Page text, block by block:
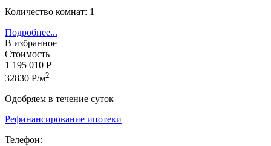
Количество комнат: 1
Подробнее...
В избранное
Стоимость
1 195 010 Р
32830 Р/м2
Одобряем в течение суток
Рефинансирование ипотеки
Телефон: